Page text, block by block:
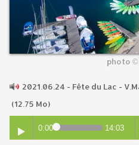
photo ©
2021.06.24 - Fête du Lac -
(12.75 Mo)
0:00 14:03